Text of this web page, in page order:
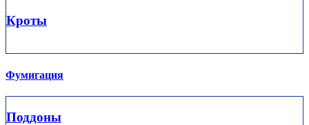
Кроты
Фумигация
Поддоны